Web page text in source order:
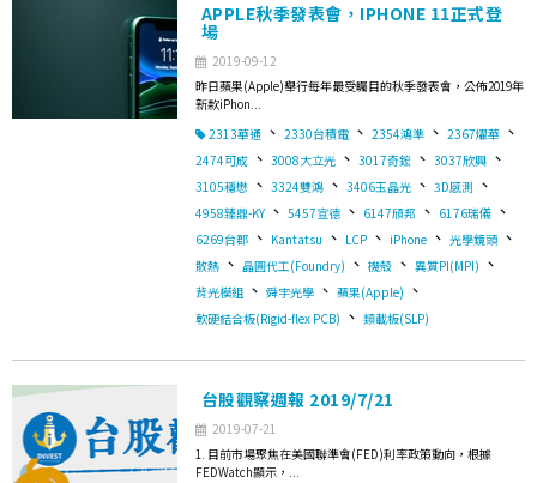
APPLE秋季發表會，IPHONE 11正式登
場
2019-09-12
昨日蘋果(Apple)舉行每年最受矚目的秋季發表會，公佈2019年
新款iPhon...
2313華通 、 2330台積電 、 2354鴻準 、 2367燿華 、
2474可成 、 3008大立光 、 3017奇鋐 、 3037欣興 、
3105穩懋 、 3324雙鴻 、 3406玉晶光 、 3D感測 、
4958臻鼎-KY 、 5457宣德 、 6147頎邦 、 6176瑞儀 、
6269台郡 、 Kantatsu 、 LCP 、 iPhone 、 光學鏡頭 、
散熱 、 晶圓代工(Foundry) 、 機殼 、 異質PI(MPI) 、
背光模組 、 舜宇光學 、 蘋果(Apple) 、
軟硬結合板(Rigid-flex PCB) 、 類載板(SLP)
台股觀察週報 2019/7/21
2019-07-21
1. 目前市場聚焦在美國聯準會(FED)利率政策動向，根據
FEDWatch顯示，...